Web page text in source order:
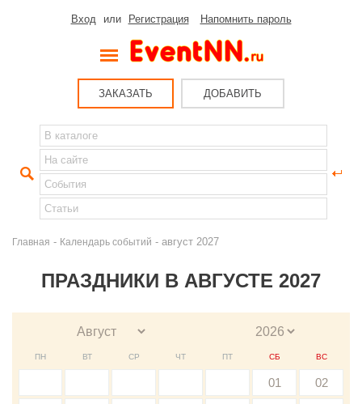
Вход или Регистрация Напомнить пароль
ЗАКАЗАТЬ ДОБАВИТЬ
Главная - Календарь событий - август 2027
ПРАЗДНИКИ В АВГУСТЕ 2027
ПН ВТ СР ЧТ ПТ СБ ВС
01 02